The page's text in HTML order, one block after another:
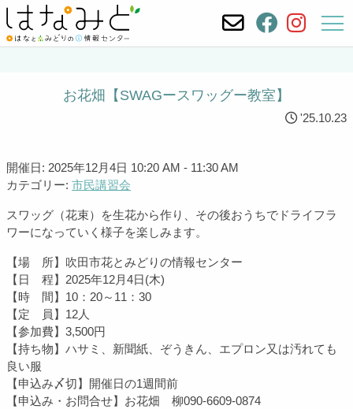
お花畑【SWAGースワッグー教室】
'25.10.23
開催日: 2025年12月4日 10:20 AM - 11:30 AM
カテゴリー: 市民講習会
スワッグ（花束）を生花から作り、その後おうちでドライフラ
ワーになっていく様子を楽しみます。
【場 所】吹田市花とみどりの情報センター
【日 程】2025年12月4日(木)
【時 間】10：20～11：30
【定 員】12人
【参加費】3,500円
【持ち物】ハサミ、新聞紙、ぞうきん、エプロン又は汚れても
良い服
【申込み〆切】開催日の1週間前
【申込み・お問合せ】お花畑 柳090-6609-0874